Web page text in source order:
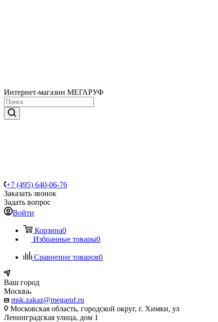
Интернет-магазин МЕГАРУФ
+7 (495) 640-06-76
Заказать звонок
Задать вопрос
Войти
Корзина0
Избранные товары0
Сравнение товаров0
Ваш город
Москва
msk.zakaz@megaruf.ru
Московская область, городской округ, г. Химки, ул
Ленинградская улица, дом 1